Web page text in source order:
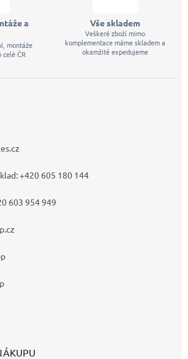
a
montáže
ČR
Vše skladem
Veškeré zboží mimo
komplementace máme skladem a
okamžitě expedujeme
+420 605 180 144
603 954 949